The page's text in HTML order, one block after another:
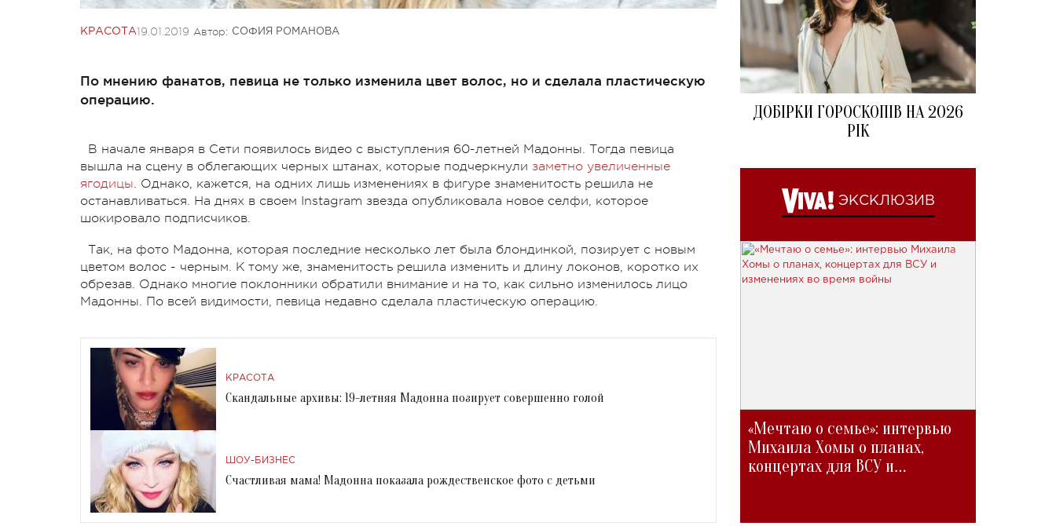
КРАСОТА19.01.2019 Автор: СОФИЯ РОМАНОВА
По мнению фанатов, певица не только изменила цвет волос, но и сделала пластическую
операцию.
В начале января в Сети появилось видео с выступления 60-летней Мадонны. Тогда певица
вышла на сцену в облегающих черных штанах, которые подчеркнули заметно увеличенные
ягодицы. Однако, кажется, на одних лишь изменениях в фигуре знаменитость решила не
останавливаться. На днях в своем Instagram звезда опубликовала новое селфи, которое
шокировало подписчиков.
Так, на фото Мадонна, которая последние несколько лет была блондинкой, позирует с новым
цветом волос - черным. К тому же, знаменитость решила изменить и длину локонов, коротко их
обрезав. Однако многие поклонники обратили внимание и на то, как сильно изменилось лицо
Мадонны. По всей видимости, певица недавно сделала пластическую операцию.
КРАСОТА
Скандальные архивы: 19-летняя Мадонна позирует совершенно голой
ШОУ-БИЗНЕС
Счастливая мама! Мадонна показала рождественское фото с детьми
ДОБІРКИ ГОРОСКОПІВ НА 2026
РІК
ЭКСКЛЮЗИВ
«Мечтаю о семье»: интервью
Михаила Хомы о планах,
концертах для ВСУ и